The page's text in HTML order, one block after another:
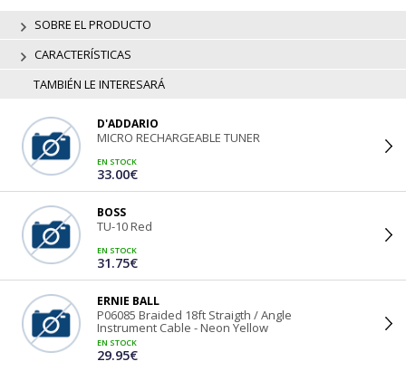
SOBRE EL PRODUCTO
CARACTERÍSTICAS
TAMBIÉN LE INTERESARÁ
D'ADDARIO
MICRO RECHARGEABLE TUNER
EN STOCK
33.00€
BOSS
TU-10 Red
EN STOCK
31.75€
ERNIE BALL
P06085 Braided 18ft Straigth / Angle
Instrument Cable - Neon Yellow
EN STOCK
29.95€